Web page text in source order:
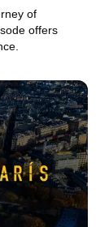
of
offers